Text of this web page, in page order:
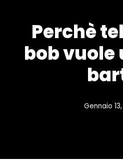
Perchè
bob vuole
Gennaio